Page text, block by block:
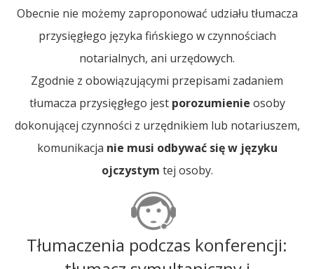
Obecnie nie możemy zaproponować udziału tłumacza
przysięgłego języka fińskiego w czynnościach
notarialnych, ani urzędowych.
Zgodnie z obowiązującymi przepisami zadaniem
tłumacza przysięgłego jest porozumienie osoby
dokonującej czynności z urzędnikiem lub notariuszem,
komunikacja nie musi odbywać się w języku
ojczystym tej osoby.
Tłumaczenia podczas konferencji: